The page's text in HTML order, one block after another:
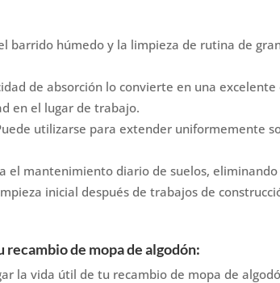
barrido húmedo y la limpieza de rutina de
de absorción lo convierte en una
en el lugar de trabajo.
utilizarse para extender uniformemente
el mantenimiento diario de suelos,
inicial después de trabajos de
de mopa de algodón:
la vida útil de tu recambio de mopa de